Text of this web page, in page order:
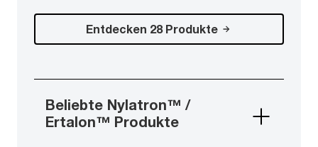
Entdecken 28 Produkte
Beliebte Nylatron™ /
Ertalon™ Produkte